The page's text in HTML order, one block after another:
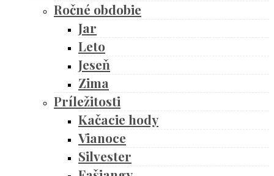
Ročné obdobie
Jar
Leto
Jeseň
Zima
Príležitosti
Kačacie hody
Vianoce
Silvester